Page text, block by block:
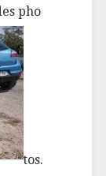
pho
tos.